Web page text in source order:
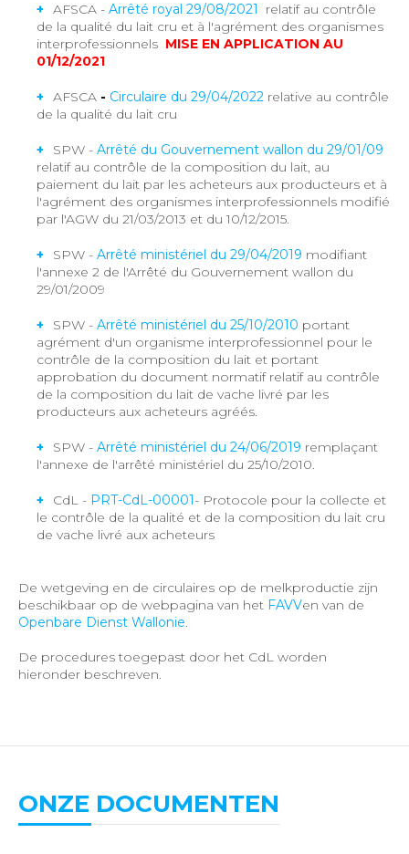
AFSCA - Arrêté royal 29/08/2021
relatif au contrôle
de la qualité du lait cru et à l'agrément des organismes
interprofessionnels MISE EN APPLICATION AU
01/12/2021
AFSCA - Circulaire du 29/04/2022 relative au contrôle
de la qualité du lait cru
SPW - Arrêté du Gouvernement wallon du 29/01/09
relatif au contrôle de la composition du lait, au
paiement du lait par les acheteurs aux producteurs et à
l'agrément des organismes interprofessionnels modifié
par l'AGW du 21/03/2013 et du 10/12/2015.
SPW - Arrêté ministériel du 29/04/2019 modifiant
l'annexe 2 de l'Arrêté du Gouvernement wallon du
29/01/2009
SPW - Arrêté ministériel du 25/10/2010 portant
agrément d'un organisme interprofessionnel pour le
contrôle de la composition du lait et portant
approbation du document normatif relatif au contrôle
de la composition du lait de vache livré par les
producteurs aux acheteurs agréés.
SPW - Arrêté ministériel du 24/06/2019 remplaçant
l'annexe de l'arrêté ministériel du 25/10/2010.
CdL - PRT-CdL-00001- Protocole pour la collecte et
le contrôle de la qualité et de la composition du lait cru
de vache livré aux acheteurs
De wetgeving en de circulaires op de melkproductie zijn
beschikbaar op de webpagina van het FAVVen van de
Openbare Dienst Wallonie.
De procedures toegepast door het CdL worden
hieronder beschreven.
ONZE DOCUMENTEN